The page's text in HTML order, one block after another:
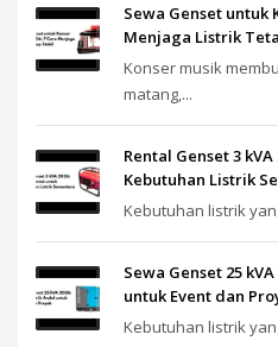
Sewa Genset untuk
Menjaga Listrik
Konser musik
matang,...
Rental Genset 3
Kebutuhan Listrik
Kebutuhan listrik
Sewa Genset 25
untuk Event dan
Kebutuhan listrik